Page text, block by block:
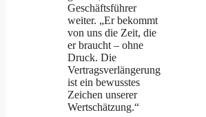
Geschäftsführer
weiter. „Er bekommt
von uns die Zeit, die
er braucht – ohne
Druck. Die
Vertragsverlängerung
ist ein bewusstes
Zeichen unserer
Wertschätzung.“